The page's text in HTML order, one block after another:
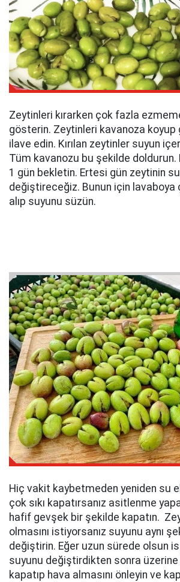
Zeytinleri kırarken çok fazla
gösterin. Zeytinleri kavanoza
ilave edin. Kırılan zeytinler suyun
Tüm kavanozu bu şekilde doldurun.
1 gün bekletin. Ertesi gün zeytinin
değiştireceğiz. Bunun için lavaboya
alıp suyunu süzün.
Hiç vakit kaybetmeden yeniden su
çok sıkı kapatırsanız asitlenme
hafif gevşek bir şekilde kapatın.
olmasını istiyorsanız suyunu aynı
değiştirin. Eğer uzun sürede olsun
suyunu değiştirdikten sonra
kapatıp hava almasını önleyin ve